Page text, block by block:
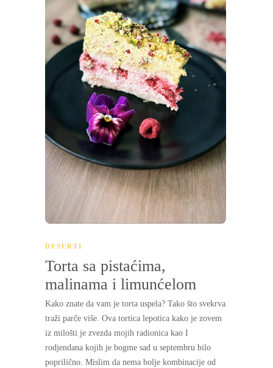
DESERTI
Torta sa pistaćima,
malinama i limunćelom
Kako znate da vam je torta uspela? Tako što svekrva
traži parče više. Ova tortica lepotica kako je zovem
iz milošti je zvezda mojih radionica kao I
rodjendana kojih je bogme sad u septembru bilo
poprilično. Mislim da nema bolje kombinacije od